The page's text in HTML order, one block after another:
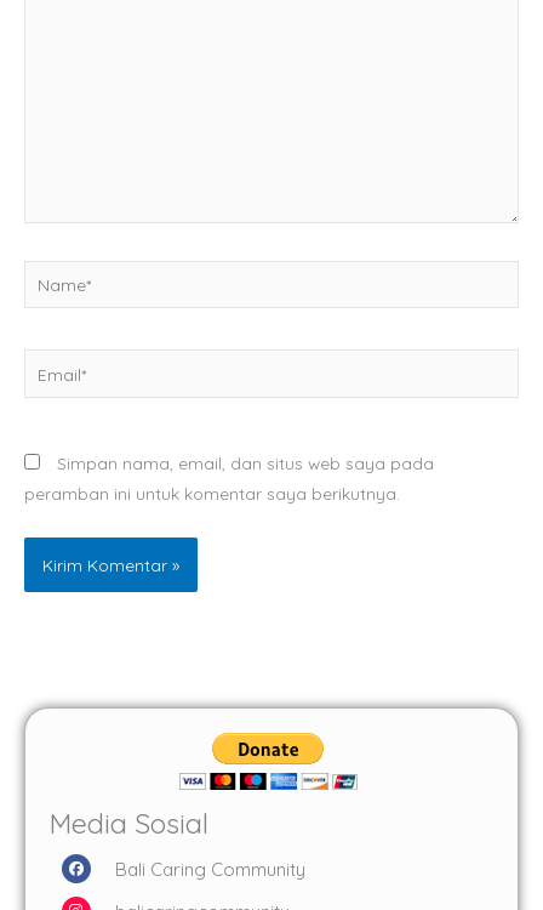
Simpan nama, email, dan situs web saya pada
peramban ini untuk komentar saya berikutnya.
Media Sosial
F
a
c
e
Bali Caring Community
I